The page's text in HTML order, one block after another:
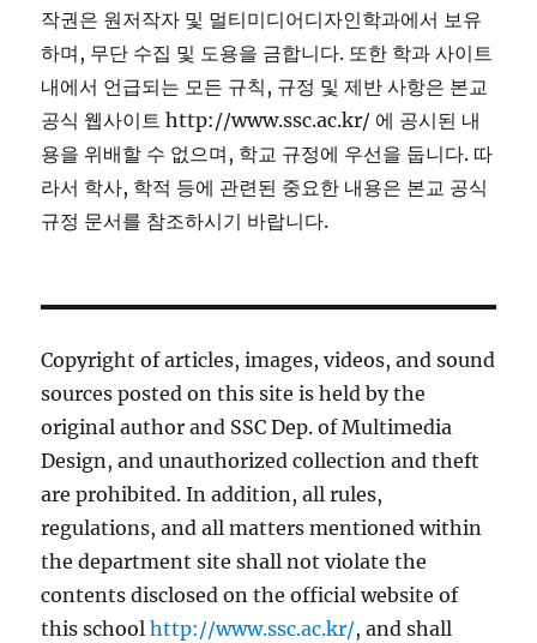
작권은 원저작자 및 멀티미디어디자인학과에서 보유
하며, 무단 수집 및 도용을 금합니다. 또한 학과 사이트
내에서 언급되는 모든 규칙, 규정 및 제반 사항은 본교
공식 웹사이트 http://www.ssc.ac.kr/ 에 공시된 내
용을 위배할 수 없으며, 학교 규정에 우선을 둡니다. 따
라서 학사, 학적 등에 관련된 중요한 내용은 본교 공식
규정 문서를 참조하시기 바랍니다.
Copyright of articles, images, videos, and sound
sources posted on this site is held by the
original author and SSC Dep. of Multimedia
Design, and unauthorized collection and theft
are prohibited. In addition, all rules,
regulations, and all matters mentioned within
the department site shall not violate the
contents disclosed on the official website of
this schoolhttp://www.ssc.ac.kr/, and shall